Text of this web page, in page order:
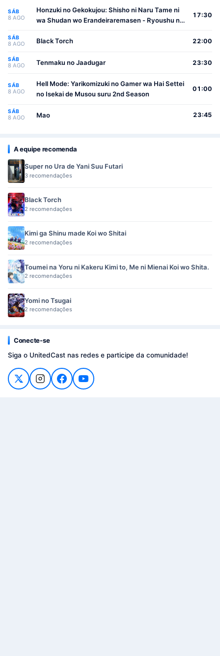
SÁB
8 AGO
Honzuki no Gekokujou: Shisho ni Naru Tame ni
wa Shudan wo Erandeiraremasen - Ryoushu no
17:30
SÁB
8 AGO Black Torch 22:00
SÁB
8 AGO Tenmaku no Jaadugar 23:30
SÁB
8 AGO
Hell Mode: Yarikomizuki no Gamer wa Hai Settei
no Isekai de Musou suru 2nd Season
01:00
SÁB
8 AGO Mao 23:45
A equipe recomenda
Super no Ura de Yani Suu Futari
3 recomendações
Black Torch
2 recomendações
Kimi ga Shinu made Koi wo Shitai
2 recomendações
Toumei na Yoru ni Kakeru Kimi to, Me ni Mienai Koi wo Shita.
2 recomendações
Yomi no Tsugai
2 recomendações
Conecte-se
Siga o UnitedCast nas redes e participe da comunidade!